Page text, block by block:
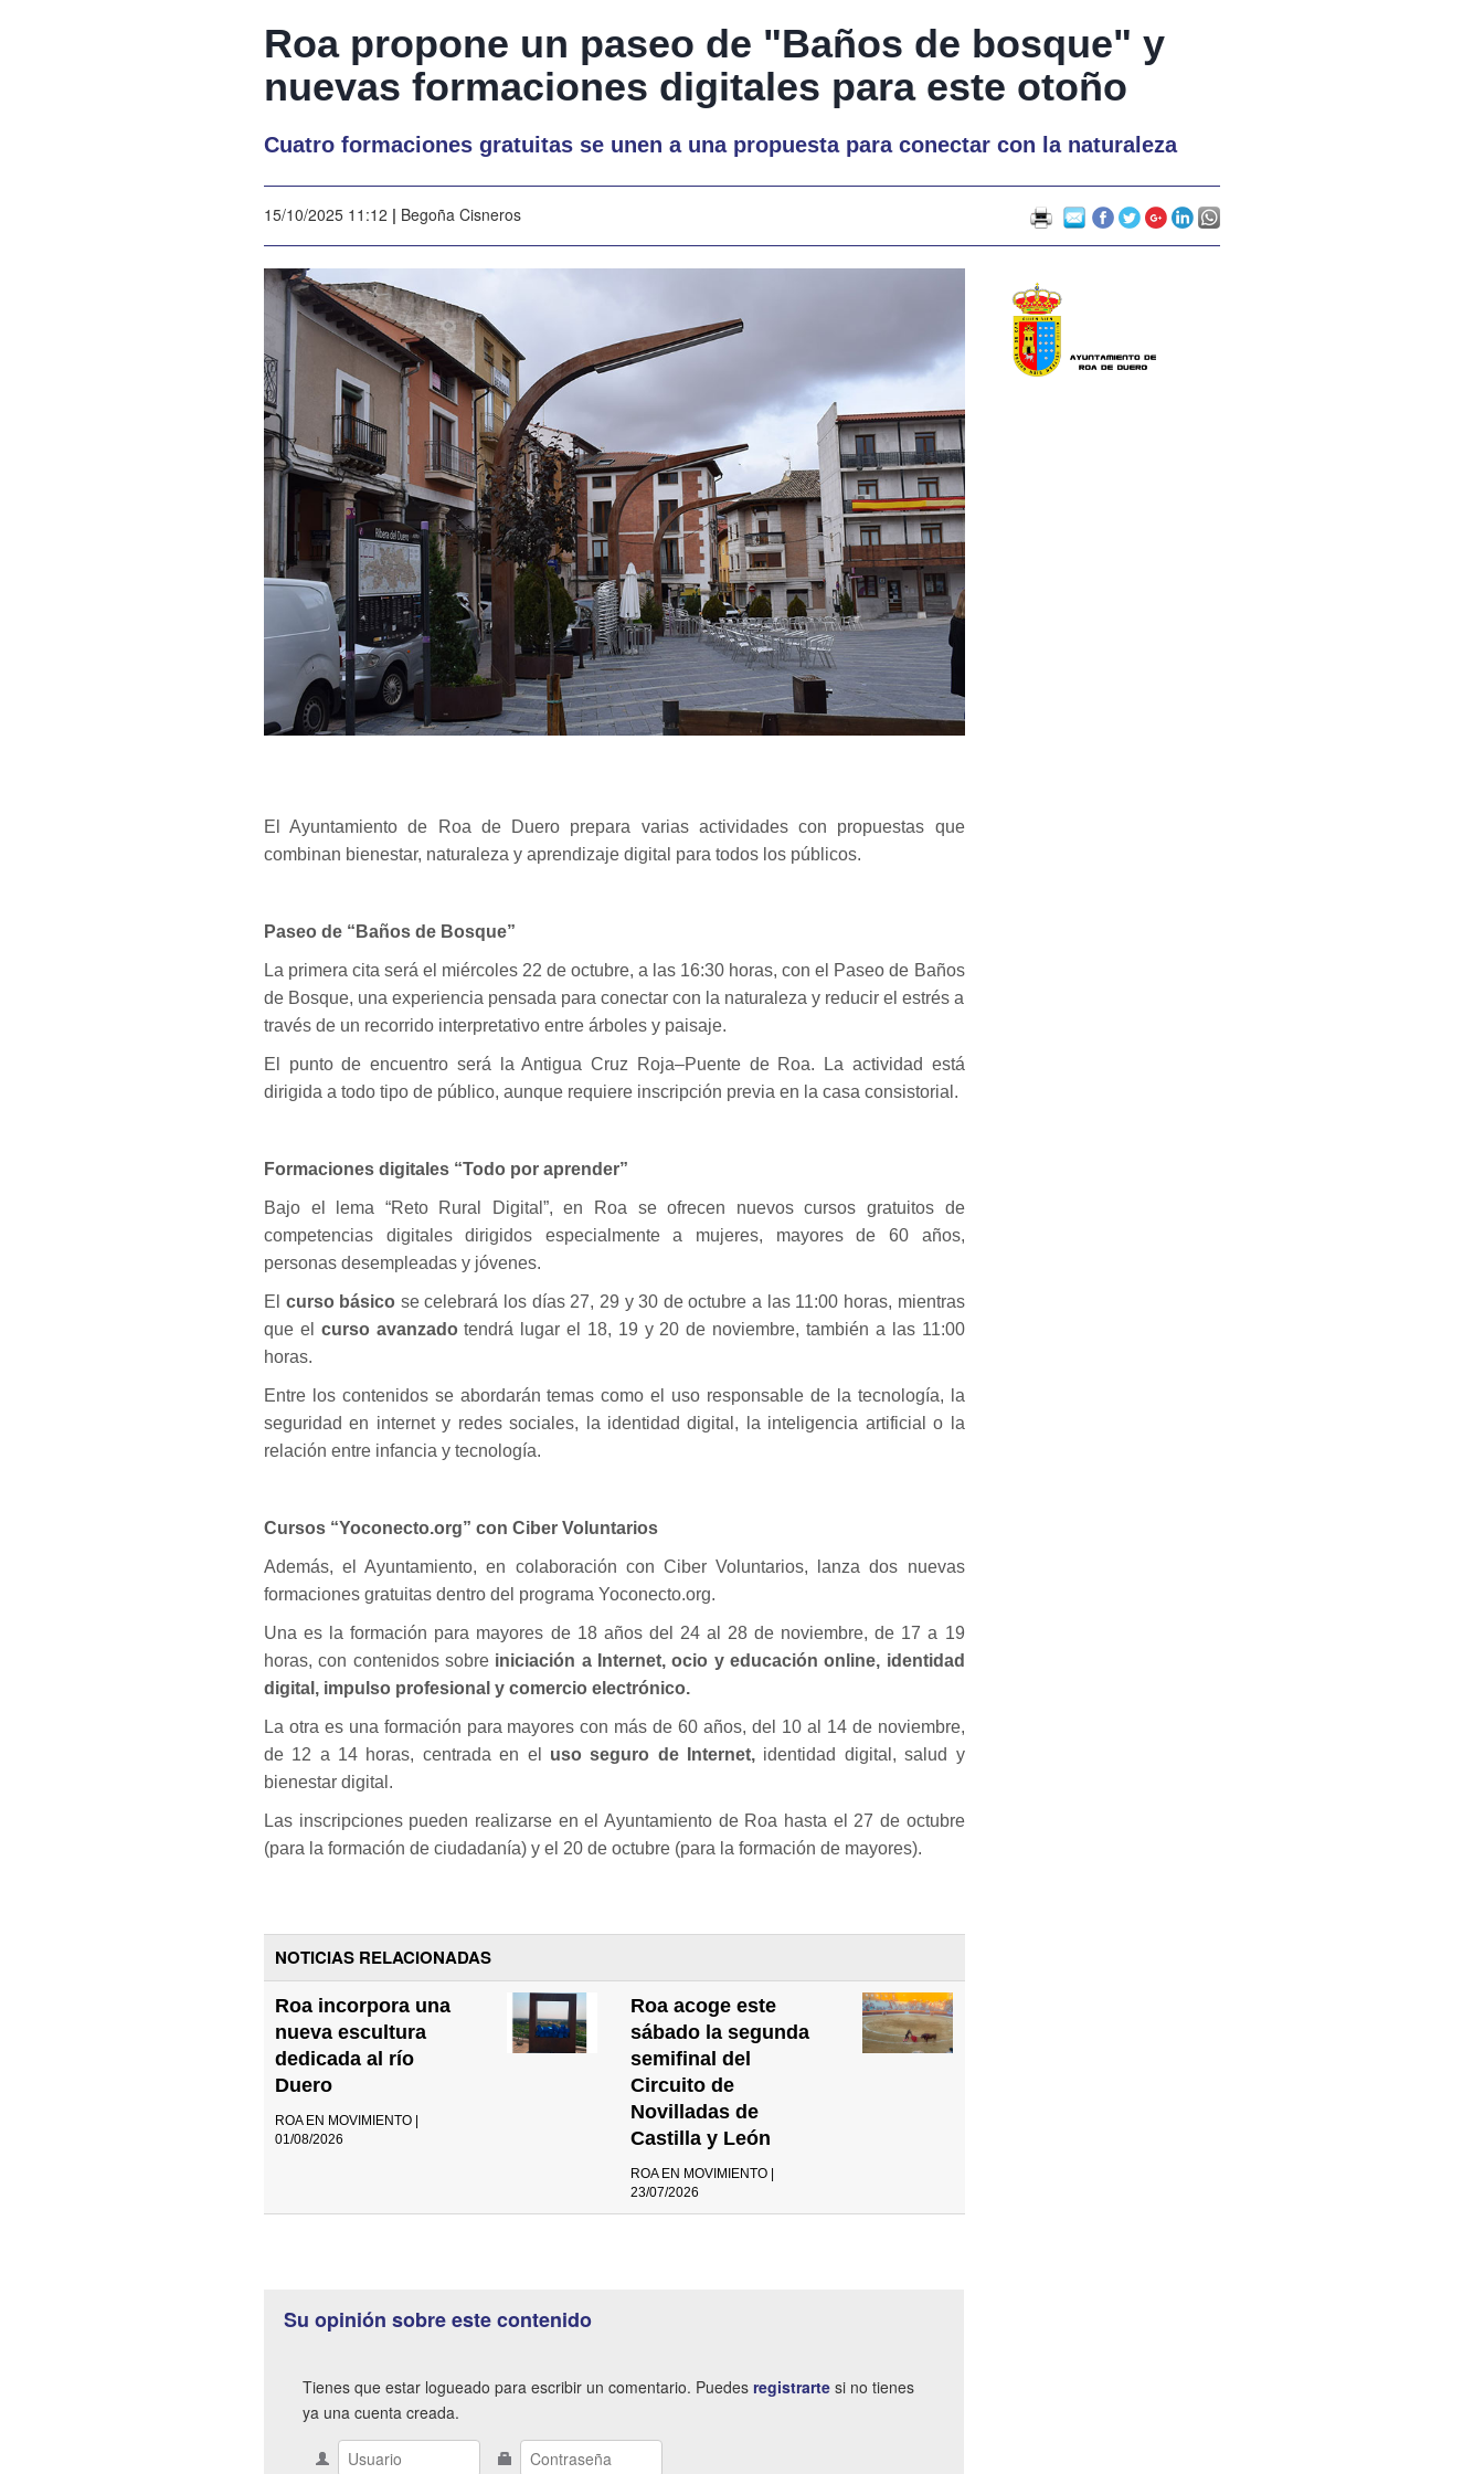
Roa propone un paseo de "Baños de bosque" y
nuevas formaciones digitales para este otoño
Cuatro formaciones gratuitas se unen a una propuesta para conectar con la naturaleza
15/10/2025 11:12 | Begoña Cisneros
El Ayuntamiento de Roa de Duero prepara varias actividades con propuestas que
combinan bienestar, naturaleza y aprendizaje digital para todos los públicos.
Paseo de “Baños de Bosque”
La primera cita será el miércoles 22 de octubre, a las 16:30 horas, con el Paseo de Baños
de Bosque, una experiencia pensada para conectar con la naturaleza y reducir el estrés a
través de un recorrido interpretativo entre árboles y paisaje.
El punto de encuentro será la Antigua Cruz Roja–Puente de Roa. La actividad está
dirigida a todo tipo de público, aunque requiere inscripción previa en la casa consistorial.
Formaciones digitales “Todo por aprender”
Bajo el lema “Reto Rural Digital”, en Roa se ofrecen nuevos cursos gratuitos de
competencias digitales dirigidos especialmente a mujeres, mayores de 60 años,
personas desempleadas y jóvenes.
El curso básico se celebrará los días 27, 29 y 30 de octubre a las 11:00 horas, mientras
que el curso avanzado tendrá lugar el 18, 19 y 20 de noviembre, también a las 11:00
horas.
Entre los contenidos se abordarán temas como el uso responsable de la tecnología, la
seguridad en internet y redes sociales, la identidad digital, la inteligencia artificial o la
relación entre infancia y tecnología.
Cursos “Yoconecto.org” con Ciber Voluntarios
Además, el Ayuntamiento, en colaboración con Ciber Voluntarios, lanza dos nuevas
formaciones gratuitas dentro del programa Yoconecto.org.
Una es la formación para mayores de 18 años del 24 al 28 de noviembre, de 17 a 19
horas, con contenidos sobreiniciación a Internet, ocio y educación online, identidad
digital, impulso profesional y comercio electrónico.
La otra es una formación para mayores con más de 60 años, del 10 al 14 de noviembre,
de 12 a 14 horas, centrada en el uso seguro de Internet, identidad digital, salud y
bienestar digital.
Las inscripciones pueden realizarse en el Ayuntamiento de Roa hasta el 27 de octubre
(para la formación de ciudadanía) y el 20 de octubre (para la formación de mayores).
NOTICIAS RELACIONADAS
Roa incorpora una
nueva escultura
dedicada al río
Duero
ROA EN MOVIMIENTO |
01/08/2026
Roa acoge este
sábado la segunda
semifinal del
Circuito de
Novilladas de
Castilla y León
ROA EN MOVIMIENTO |
23/07/2026
Su opinión sobre este contenido
Tienes que estar logueado para escribir un comentario. Puedes registrarte si no tienes
ya una cuenta creada.